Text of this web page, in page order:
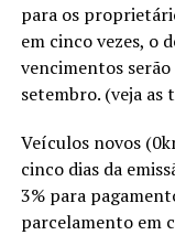
para os
em cinco vezes, o
vencimentos
setembro. (veja as
Veículos novos
cinco dias da
3% para
parcelamento em